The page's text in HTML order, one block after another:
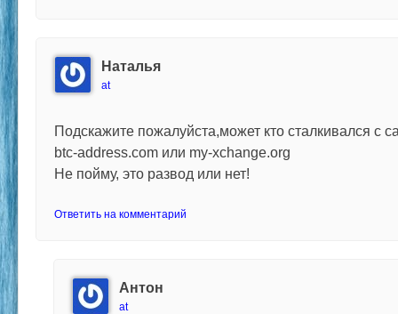
Наталья
at
Подскажите пожалуйста,может кто сталкивался с
btc-address.com или my-xchange.org
Не пойму, это развод или нет!
Ответить на комментарий
Антон
at